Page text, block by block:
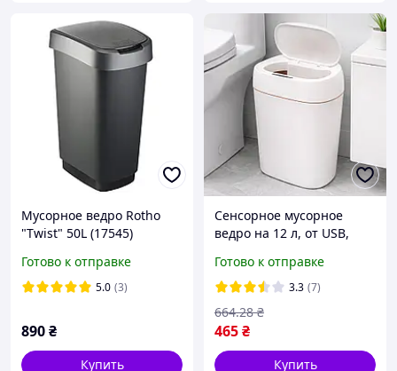
Мусорное ведро Rotho
"Twist" 50L (17545)
Готово к отправке
5.0 (3)
890₴
Купить
Сенсорное мусорное
ведро на 12 л, от USB,
Белый / Автоматическое
ведро для мусора /
Сенсорный мусорный бак
Готово к отправке
3.3 (7)
465₴
664.28 ₴
Купить